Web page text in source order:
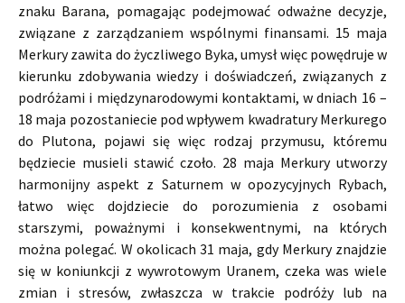
znaku Barana, pomagając podejmować odważne decyzje,
związane z zarządzaniem wspólnymi finansami. 15 maja
Merkury zawita do życzliwego Byka, umysł więc powędruje w
kierunku zdobywania wiedzy i doświadczeń, związanych z
podróżami i międzynarodowymi kontaktami, w dniach 16 –
18 maja pozostaniecie pod wpływem kwadratury Merkurego
do Plutona, pojawi się więc rodzaj przymusu, któremu
będziecie musieli stawić czoło. 28 maja Merkury utworzy
harmonijny aspekt z Saturnem w opozycyjnych Rybach,
łatwo więc dojdziecie do porozumienia z osobami
starszymi, poważnymi i konsekwentnymi, na których
można polegać. W okolicach 31 maja, gdy Merkury znajdzie
się w koniunkcji z wywrotowym Uranem, czeka was wiele
zmian i stresów, zwłaszcza w trakcie podróży lub na